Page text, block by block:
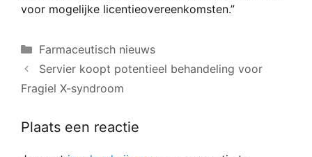
voor mogelijke licentieovereenkomsten.”
Categorieën
Farmaceutisch nieuws
Servier koopt potentieel behandeling voor
Fragiel X-syndroom
Plaats een reactie